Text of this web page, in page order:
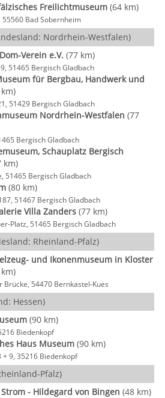
Freilichtmuseum(64 km)
Bad Sobernheim
Nordrhein-Westfalen)
Verein e.V.(77 km)
51465 Bergisch Gladbach
für Bergbau, Handwerk und
51429 Bergisch Gladbach
Nordrhein-Westfalen (77
Bergisch Gladbach
Schauplatz Bergisch
km)
51465 Bergisch Gladbach
(80 km)
51467 Bergisch Gladbach
Villa Zanders(77 km)
Platz, 51465 Bergisch Gladbach
Rheinland-Pfalz)
und Ikonenmuseum in Kloster
Brücke, 54470 Bernkastel-Kues
Hessen)
(90 km)
Biedenkopf
Haus Museum(90 km)
+ 9, 35216 Biedenkopf
Pfalz)
- Hildegard von Bingen (48 km)